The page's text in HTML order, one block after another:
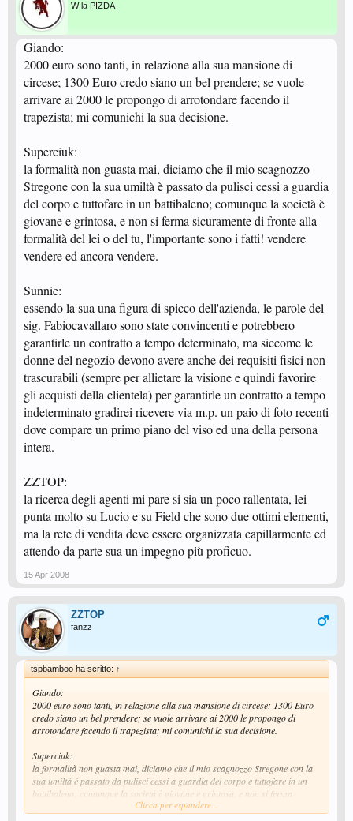
W la PIZDA
Giando:
2000 euro sono tanti, in relazione alla sua mansione di
circese; 1300 Euro credo siano un bel prendere; se vuole
arrivare ai 2000 le propongo di arrotondare facendo il
trapezista; mi comunichi la sua decisione.
Superciuk:
la formalità non guasta mai, diciamo che il mio scagnozzo
Stregone con la sua umiltà è passato da pulisci cessi a guardia
del corpo e tuttofare in un battibaleno; comunque la società è
giovane e grintosa, e non si ferma sicuramente di fronte alla
formalità del lei o del tu, l'importante sono i fatti! vendere
vendere ed ancora vendere.
Sunnie:
essendo la sua una figura di spicco dell'azienda, le parole del
sig. Fabiocavallaro sono state convincenti e potrebbero
garantirle un contratto a tempo determinato, ma siccome le
donne del negozio devono avere anche dei requisiti fisici non
trascurabili (sempre per allietare la visione e quindi favorire
gli acquisti della clientela) per garantirle un contratto a tempo
indeterminato gradirei ricevere via m.p. un paio di foto recenti
dove compare un primo piano del viso ed una della persona
intera.
ZZTOP:
la ricerca degli agenti mi pare si sia un poco rallentata, lei
punta molto su Lucio e su Field che sono due ottimi elementi,
ma la rete di vendita deve essere organizzata capillarmente ed
attendo da parte sua un impegno più proficuo.
15 Apr 2008
ZZTOP
fanzz
tspbamboo ha scritto: ↑
Giando:
2000 euro sono tanti, in relazione alla sua mansione di circese; 1300 Euro
credo siano un bel prendere; se vuole arrivare ai 2000 le propongo di
arrotondare facendo il trapezista; mi comunichi la sua decisione.
Superciuk:
la formalità non guasta mai, diciamo che il mio scagnozzo Stregone con la
sua umiltà è passato da pulisci cessi a guardia del corpo e tuttofare in un
battibaleno; comunque la società è giovane e grintosa, e non si ferma
sicuramente di fronte alla formalità del lei o del tu, l'importante sono i fatti!
Clicca per espandere...